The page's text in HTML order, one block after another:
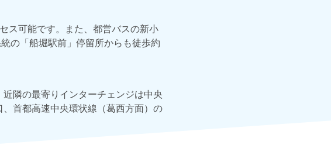
ス可能です。また、都営バスの新小
の「船堀駅前」停留所からも徒歩約
隣の最寄りインターチェンジは中央
首都高速中央環状線（葛西方面）の